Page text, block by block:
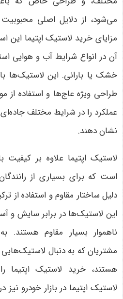
می‌شود، از دلایل اصلی
مزایای خرید لاستیک اپتیما این
آن در انواع شرایط آب و هوایی
خشک یا بارانی. این لاستیک‌ها
طراحی ویژه عاج‌ها و استفاده از
عملکرد را در شرایط مختلف
نشان دهند.
لاستیک اپتیما علاوه بر کیفیت
است که برای بسیاری از
دلیل ساختار مقاوم و استفاده از
این لاستیک‌ها در برابر سایش و
ناهموار بسیار مقاوم هستند.
مشتریان که به دنبال لاستیک‌هایی
هستند، خرید لاستیک
لاستیک اپتیما در بازار خودرو